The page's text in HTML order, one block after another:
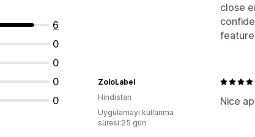
6
0
0
0
0
close
Nice
ZoloLabel
Hindistan
Uygulamayı kullanma
süresi:25 gün